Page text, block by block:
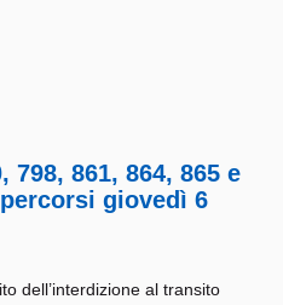
798, 861, 864, 865 e
giovedì 6
dell’interdizione al transito